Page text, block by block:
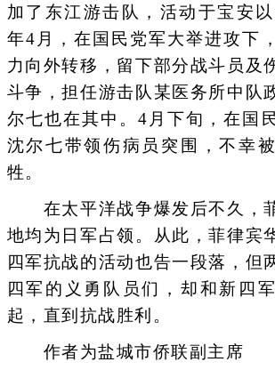
加了东江游击队，活动于宝安
年4月，在国民党军大举进攻下
力向外转移，留下部分战斗员及
斗争，担任游击队某医务所中队
尔七也在其中。4月下旬，在国
沈尔七带领伤病员突围，不幸
牲。
在太平洋战争爆发后不久，
地均为日军占领。从此，菲律宾
四军抗战的活动也告一段落，但
四军的义勇队员们，却和新四
起，直到抗战胜利。
作者为盐城市侨联副主席